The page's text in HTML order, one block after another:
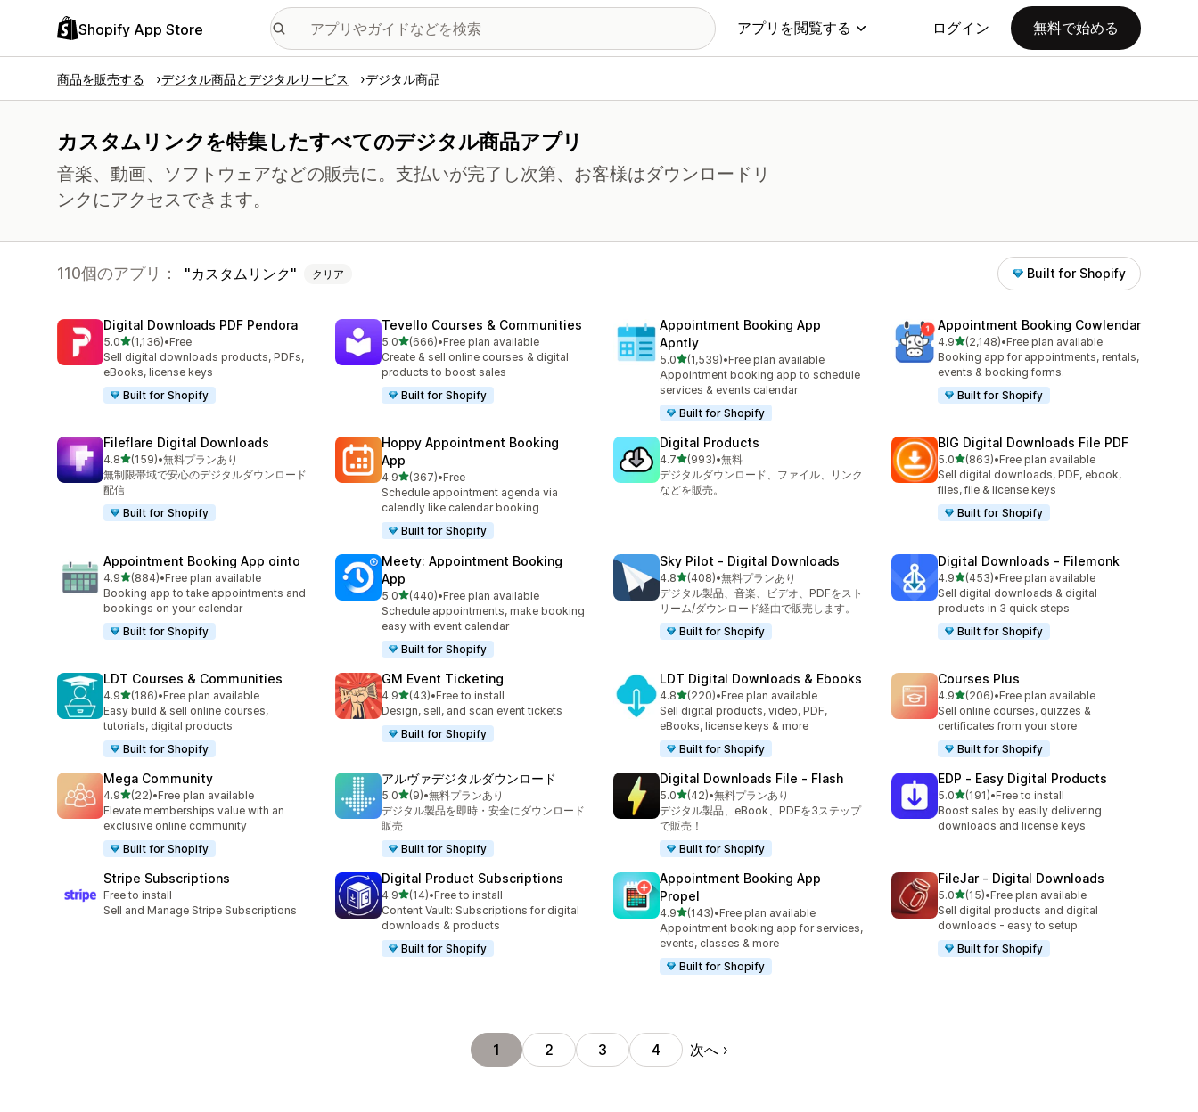
Shopify App Store アプリを閲覧する ログイン 無料で始める
商品を販売する デジタル商品とデジタルサービス デジタル商品
カスタムリンクを特集したすべてのデジタル商品アプリ
音楽、動画、ソフトウェアなどの販売に。支払いが完了し次第、お客様はダウンロードリ
ンクにアクセスできます。
110個のアプリ： カスタムリンク クリア Built for Shopify
Digital Downloads PDF Pendora
5.05つ星中
(1,136)
合計レビュー数：1136件
•Free
Sell digital downloads products, PDFs,
eBooks, license keys
Built for Shopify
Tevello Courses & Communities
5.05つ星中
(666)
合計レビュー数：666件
•Free plan available
Create & sell online courses & digital
products to boost sales
Built for Shopify
Appointment Booking App
Apntly
5.05つ星中
(1,539)
合計レビュー数：1539件
•Free plan available
Appointment booking app to schedule
services & events calendar
Built for Shopify
Appointment Booking Cowlendar
4.95つ星中
(2,148)
合計レビュー数：2148件
•Free plan available
Booking app for appointments, rentals,
events & booking forms.
Built for Shopify
Fileflare Digital Downloads
4.85つ星中
(159)
合計レビュー数：159件
•無料プランあり
無制限帯域で安心のデジタルダウンロード
配信
Built for Shopify
Hoppy Appointment Booking
App
4.95つ星中
(367)
合計レビュー数：367件
•Free
Schedule appointment agenda via
calendly like calendar booking
Built for Shopify
Digital Products
4.75つ星中
(993)
合計レビュー数：993件
•無料
デジタルダウンロード、ファイル、リンク
などを販売。
BIG Digital Downloads File PDF
5.05つ星中
(863)
合計レビュー数：863件
•Free plan available
Sell digital downloads, PDF, ebook,
files, file & license keys
Built for Shopify
Appointment Booking App ointo
4.95つ星中
(884)
合計レビュー数：884件
•Free plan available
Booking app to take appointments and
bookings on your calendar
Built for Shopify
Meety: Appointment Booking
App
5.05つ星中
(440)
合計レビュー数：440件
•Free plan available
Schedule appointments, make booking
easy with event calendar
Built for Shopify
Sky Pilot ‑ Digital Downloads
4.85つ星中
(408)
合計レビュー数：408件
•無料プランあり
デジタル製品、音楽、ビデオ、PDFをスト
リーム/ダウンロード経由で販売します。
Built for Shopify
Digital Downloads ‑ Filemonk
4.95つ星中
(453)
合計レビュー数：453件
•Free plan available
Sell digital downloads & digital
products in 3 quick steps
Built for Shopify
LDT Courses & Communities
4.95つ星中
(186)
合計レビュー数：186件
•Free plan available
Easy build & sell online courses,
tutorials, digital products
Built for Shopify
GM Event Ticketing
4.95つ星中
(43)
合計レビュー数：43件
•Free to install
Design, sell, and scan event tickets
Built for Shopify
LDT Digital Downloads & Ebooks
4.85つ星中
(220)
合計レビュー数：220件
•Free plan available
Sell digital products, video, PDF,
eBooks, license keys & more
Built for Shopify
Courses Plus
4.95つ星中
(206)
合計レビュー数：206件
•Free plan available
Sell online courses, quizzes &
certificates from your store
Built for Shopify
Mega Community
4.95つ星中
(22)
合計レビュー数：22件
•Free plan available
Elevate memberships value with an
exclusive online community
Built for Shopify
アルヴァデジタルダウンロード
5.05つ星中
(9)
合計レビュー数：9件
•無料プランあり
デジタル製品を即時・安全にダウンロード
販売
Built for Shopify
Digital Downloads File ‑ Flash
5.05つ星中
(42)
合計レビュー数：42件
•無料プランあり
デジタル製品、eBook、PDFを3ステップ
で販売！
Built for Shopify
EDP ‑ Easy Digital Products
5.05つ星中
(191)
合計レビュー数：191件
•Free to install
Boost sales by easily delivering
downloads and license keys
Stripe Subscriptions
Free to install
Sell and Manage Stripe Subscriptions
Digital Product Subscriptions
4.95つ星中
(14)
合計レビュー数：14件
•Free to install
Content Vault: Subscriptions for digital
downloads & products
Built for Shopify
Appointment Booking App
Propel
4.95つ星中
(143)
合計レビュー数：143件
•Free plan available
Appointment booking app for services,
events, classes & more
Built for Shopify
FileJar ‑ Digital Downloads
5.05つ星中
(15)
合計レビュー数：15件
•Free plan available
Sell digital products and digital
downloads - easy to setup
Built for Shopify
1 2 3 4 次へ